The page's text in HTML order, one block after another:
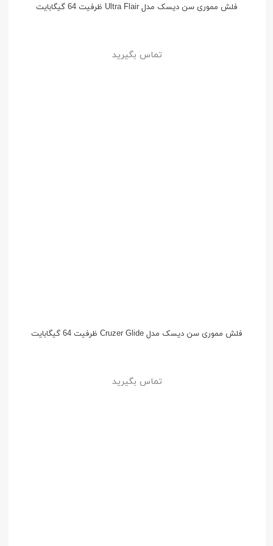
فلش مموری سن دیسک مدل Ultra Flair ظرفیت 64 گیگابایت
تماس بگیرید
فلش مموری سن دیسک مدل Cruzer Glide ظرفیت 64 گیگابایت
تماس بگیرید